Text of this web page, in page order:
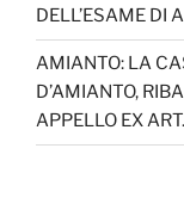
DELL’ESAME DI
AMIANTO: LA
D’AMIANTO,
APPELLO EX